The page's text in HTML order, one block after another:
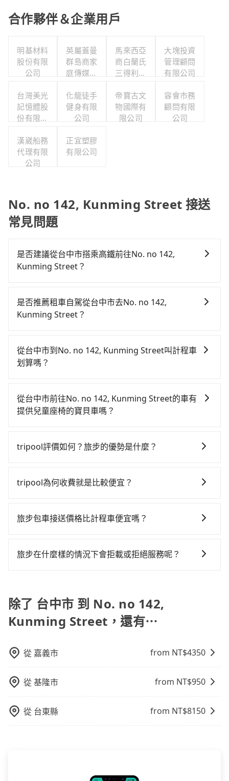
合作夥伴＆企業用戶
明基材料
股份有限
公司
英屬蓋曼
群島商家
庭傳媒股
司城邦分
公司
馬來西亞
商白蘭氏
三得利股
司台灣分
公司
大塊投資
管理顧問
有限公司
台灣美光
記憶體股
份有限公
化龍徒手
健身有限
公司
帝寶古文
物國際有
限公司
容會市務
顧問有限
公司
漢崴船務
代理有限
公司
正宜塑膠
有限公司
No. no 142, Kunming Street 接送
常見問題
是否建議從台中市搭乘高鐵前往No. no 142,
Kunming Street？
Street，高鐵乘坐舒適、省時、較貴！從最早06:05一直
到23:03，台中-台北一天最多有105班次高鐵可搭乘。假
行進站、現場購票並於月台排隊的時間約20分鐘，再乘
坐43~69分鐘（平均57分）的高鐵從台中站前往台北高
後，抵達No. no 142, Kunming Street (台北市萬華區)
的目的地。全程加上轉車時間共2小時5分鐘，假設3位同
價或恣意繞路。但如果全程使用tripool並到府專車接
出約270元的交通費，所以對於不是這麼趕時間的人來
50%的交通費用。
是否推薦租車自駕從台中市去No. no 142,
Kunming Street？
租車自駕，但花費可能不小。租車公司一般以天為單位
計費，小轎車如Toyota Yaris、Nissan Kicks，一天租
eTag（每公里約1元）、路邊停車（每小時約40元）、
保險費、罰單另計。如果每日行駛里程超過200~400公
以要不當天就需往返台中市與No. no 142, Kunming
tripool的單程專車接送才是前往最便宜方便的選擇。
從台中市到No. no 142, Kunming Street叫計程車
划算嗎？
灣大車隊、Uber、Line Taxi、Yoxi等，如果在路邊攔不
到車，也可考慮打電話至附近的計程車隊，如聯美汽車
間，但如改預約tripool可省高達$2,400。台中市有些計
價格或服務品質上，tripool都是你從台中市到No. no
從台中市前往No. no 142, Kunming Street的車有
提供兒童座椅的寶貝車嗎？
繫好安全帶，如四歲以下或身高不足的幼童無法正常綁
選租用適合1~4歲的兒童汽車座椅或4歲以上的增高墊，
攜帶汽車座椅，不僅家中小寶貝坐的舒適習慣。
tripool評價如何？旅步的優勢是什麼？
定及可靠的，大多數的使用者都給予了高分評價。此
車前一日凌晨6點前取消均可無條件全額退費的承諾，讓
tripool為何收費就是比較便宜？
一次使用tripool的會擔心價格比市價便宜不少，是不是
淘汰顧客評分較低的司機，且車輛均要求5年內新車，司
車率，也就是提高俗稱「回頭車」的比例。這不僅體現
在成本的控制，更是在傳統旺季（年假、端午、中秋、
雙十等）能用更少的司機來服務更多的旅客，意味著使
低，如此便反應在服務品質的控管會更佳。但tripool網
保證前一天中午以前均可全額取消退費，如已經決定好
要從台中市去No. no 142, Kunming Street，請儘早下
旅步包車接送價格比計程車便宜嗎？
遇塞車、停紅燈時等低速行駛時還需額外加價不同，旅
旅步在什麼樣的情況下會拒載或拒絕服務呢？
訂購時填寫的數量。請務必確實填寫當日實際攜帶的行
李及乘坐的總人數，包含成人及兒童／嬰幼兒。 2) 孩童
同行，卻無自備或加購兒童座椅。提醒您，為了保護孩
必須乘坐兒童座椅。 3) 搭乘寵物友善專車卻沒有裝籠。
避免影響行車安全，請您務將寵物置入提籠或提袋內。
除了 台中市 到 No. no 142,
Kunming Street，還有⋯
從 嘉義市 from NT$4350
從基隆市 from NT$950
從 台東縣 from NT$8150